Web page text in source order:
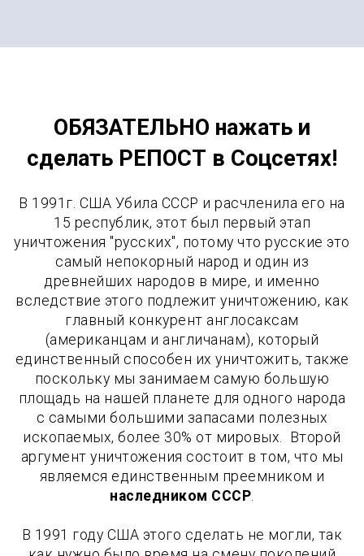
ОБЯЗАТЕЛЬНО нажать и
сделать РЕПОСТ в Соцсетях!
В 1991г. США Убила СССР и расчленила его на
15 республик, этот был первый этап
уничтожения "русских", потому что русские это
самый непокорный народ и один из
древнейших народов в мире, и именно
вследствие этого подлежит уничтожению, как
главный конкурент англосаксам
(американцам и англичанам), который
единственный способен их уничтожить, также
поскольку мы занимаем самую большую
площадь на нашей планете для одного народа
с самыми большими запасами полезных
ископаемых, более 30% от мировых. Второй
аргумент уничтожения состоит в том, что мы
являемся единственным преемником и
наследником СССР
В 1991 году США этого сделать не могли, так